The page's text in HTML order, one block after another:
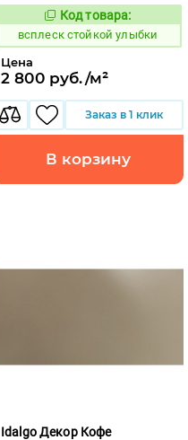
246736
Код товара:
всплеск стойкой улыбки
Цена
2 800 руб./м²
Заказ в 1 клик
В корзину
Idalgo Декор Кофе